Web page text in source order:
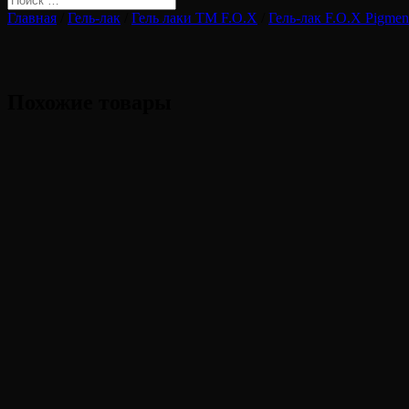
Главная Гель-лак Гель лаки ТМ F.O.X Гель-лак F.O.X